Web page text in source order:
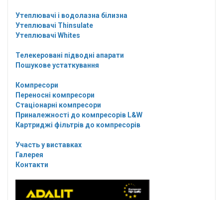
Утеплювачі і водолазна білизна
Утеплювачі Thinsulate
Утеплювачі Whites
Телекеровані підводні апарати
Пошукове устаткування
Компресори
Переносні компресори
Стаціонарні компресори
Приналежності до компресорів L&W
Картриджі фільтрів до компресорів
Участь у виставках
Галерея
Контакти